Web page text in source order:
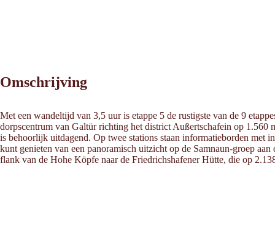
Omschrijving
Met een wandeltijd van 3,5 uur is etappe 5 de rustigste van de 9
dorpscentrum van Galtür richting het district Außertschafein op
is behoorlijk uitdagend. Op twee stations staan informatieborden met
kunt genieten van een panoramisch uitzicht op de Samnaun-groep
flank van de Hohe Köpfe naar de Friedrichshafener Hütte, die op